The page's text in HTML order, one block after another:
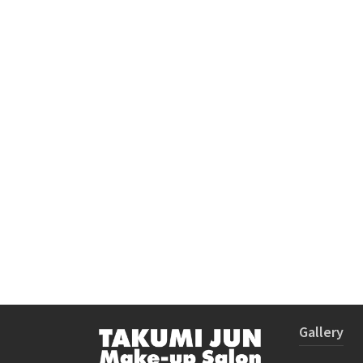
Gallery